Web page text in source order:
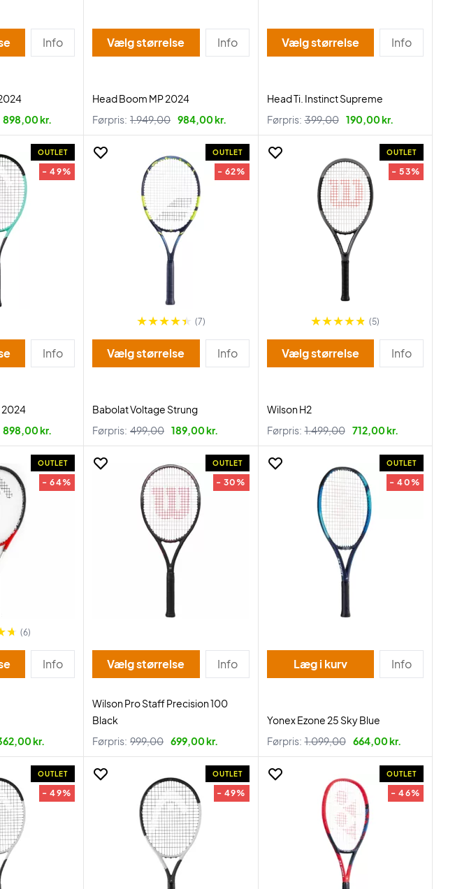
Info
898,00 kr.
Vælg størrelse Info
Head Boom MP 2024
Førpris: 1.949,00 984,00 kr.
Vælg størrelse Info
Head Ti. Instinct Supreme
Førpris: 399,00 190,00 kr.
OUTLET
- 49%
Info
2024
898,00 kr.
OUTLET
- 62%
(7)
Vælg størrelse Info
Babolat Voltage Strung
Førpris: 499,00 189,00 kr.
OUTLET
- 53%
(5)
Vælg størrelse Info
Wilson H2
Førpris: 1.499,00 712,00 kr.
OUTLET
- 64%
(6)
Info
kr.
OUTLET
- 30%
Vælg størrelse Info
Wilson Pro Staff Precision 100
Black
Førpris: 999,00 699,00 kr.
OUTLET
- 40%
Læg i kurv Info
Yonex Ezone 25 Sky Blue
Førpris: 1.099,00 664,00 kr.
OUTLET
- 49%
OUTLET
- 49%
OUTLET
- 46%